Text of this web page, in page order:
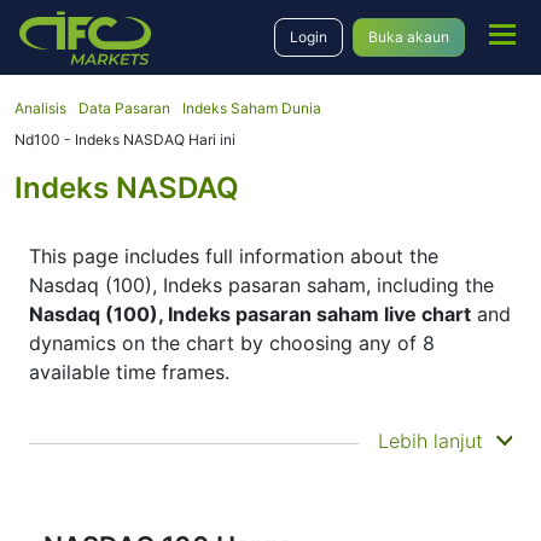
Login Buka akaun
Analisis Data Pasaran
Indeks Saham Dunia
Nd100 - Indeks NASDAQ Hari ini
Indeks NASDAQ
This page includes full information about the
Nasdaq (100), Indeks pasaran saham, including the
Nasdaq (100), Indeks pasaran saham live chart and
dynamics on the chart by choosing any of 8
available time frames.
By moving the start and end of the timeframe in the
type of display of theNasdaq (100), Indeks
Lebih lanjut